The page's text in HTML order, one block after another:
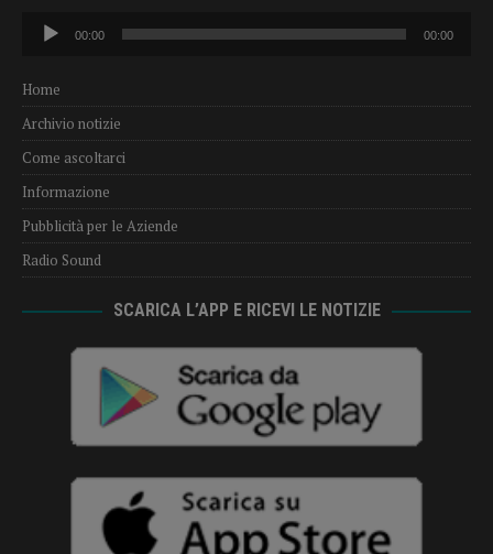
Audio
Player
00:00 00:00
Home
Archivio notizie
Come ascoltarci
Informazione
Pubblicità per le Aziende
Radio Sound
SCARICA L’APP E RICEVI LE NOTIZIE